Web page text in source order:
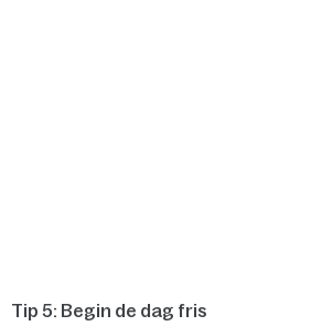
Tip 5: Begin de dag fris